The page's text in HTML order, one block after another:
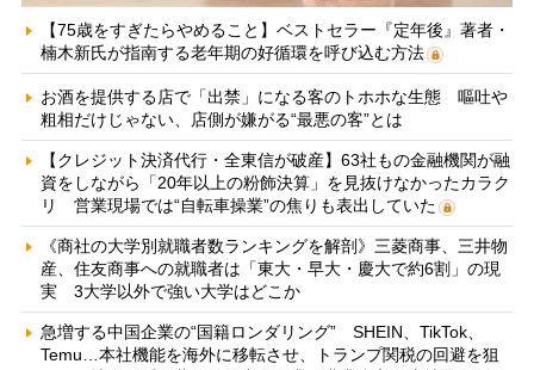
【75歳をすぎたらやめること】ベストセラー『定年後』著者・
楠木新氏が指南する老年期の好循環を呼び込む方法
お酒を提供する店で「出禁」になる客のトホホな生態 嘔吐や
粗相だけじゃない、店側が嫌がる“最悪の客”とは
【クレジット決済代行・全東信が破産】63社もの金融機関が融
資をしながら「20年以上の粉飾決算」を見抜けなかったカラク
リ 営業現場では“自転車操業”の焦りも表出していた
《商社の大学別就職者数ランキングを解剖》三菱商事、三井物
産、住友商事への就職者は「東大・早大・慶大で約6割」の現
実 3大学以外で強い大学はどこか
急増する中国企業の“国籍ロンダリング” SHEIN、TikTok、
Temu…本社機能を海外に移転させ、トランプ関税の回避を狙